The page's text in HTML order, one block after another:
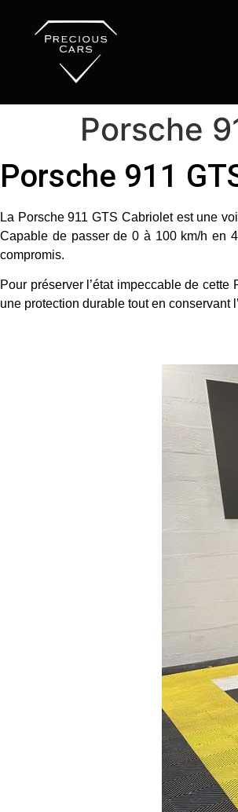
Porsche
Porsche 911
La Porsche 911 GTS Cabrioletest une
Capable de passer de0 à 100 km/h en
compromis.
Pour préserver l’état impeccable de
une protection durable tout en conservant